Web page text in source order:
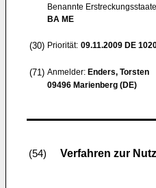
Benannte
BA ME
(30) Priorität: 09.11.2009 DE
(71) Anmelder: Enders, Torsten
09496 Marienberg (DE)
(54) Verfahren zur